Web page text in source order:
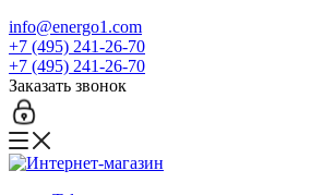
info@energo1.com
+7 (495) 241-26-70
+7 (495) 241-26-70
Заказать звонок